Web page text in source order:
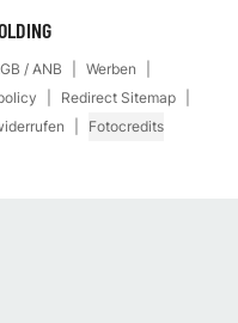
/ ANB
Werben
Redirect Sitemap
Fotocredits